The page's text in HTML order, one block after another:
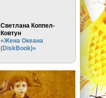
Светлана Коппел-
Ковтун
«Жена Океана
(DiskBook)»